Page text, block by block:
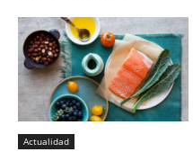
Actualidad